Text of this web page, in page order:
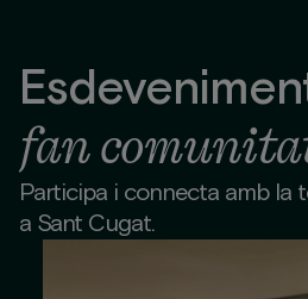
fan
Participa i connecta amb la
a Sant Cugat.